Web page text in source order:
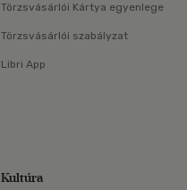
Törzsvásárlói Kártya egyenlege
Törzsvásárlói szabályzat
Libri App
Kultúra